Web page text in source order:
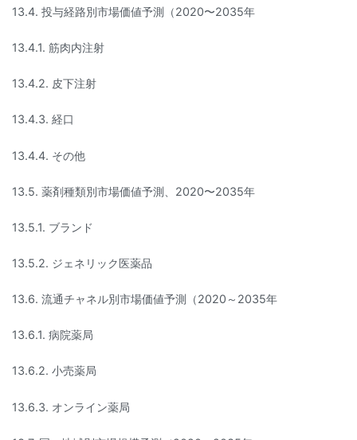
13.4. 投与経路別市場価値予測（2020〜2035年
13.4.1. 筋肉内注射
13.4.2. 皮下注射
13.4.3. 経口
13.4.4. その他
13.5. 薬剤種類別市場価値予測、2020〜2035年
13.5.1. ブランド
13.5.2. ジェネリック医薬品
13.6. 流通チャネル別市場価値予測（2020～2035年
13.6.1. 病院薬局
13.6.2. 小売薬局
13.6.3. オンライン薬局